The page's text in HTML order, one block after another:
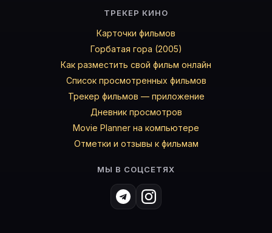
ТРЕКЕР КИНО
Карточки фильмов
Горбатая гора (2005)
Как разместить свой фильм онлайн
Список просмотренных фильмов
Трекер фильмов — приложение
Дневник просмотров
Movie Planner на компьютере
Отметки и отзывы к фильмам
МЫ В СОЦСЕТЯХ